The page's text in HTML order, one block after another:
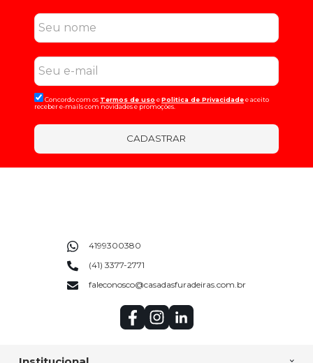
Concordo com os Termos de uso ePolitica de Privacidadee aceito
receber e-mails com novidades e promoções.
CADASTRAR
4199300380
(41) 3377-2771
faleconosco@casadasfuradeiras.com.br